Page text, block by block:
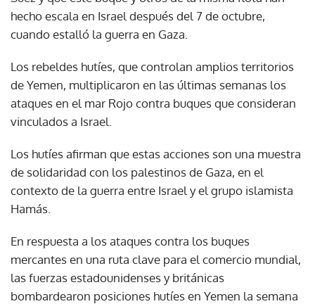
hecho escala en Israel después del 7 de octubre,
cuando estalló la guerra en Gaza.
Los rebeldes hutíes, que controlan amplios territorios
de Yemen, multiplicaron en las últimas semanas los
ataques en el mar Rojo contra buques que consideran
vinculados a Israel.
Los hutíes afirman que estas acciones son una muestra
de solidaridad con los palestinos de Gaza, en el
contexto de la guerra entre Israel y el grupo islamista
Hamás.
En respuesta a los ataques contra los buques
mercantes en una ruta clave para el comercio mundial,
las fuerzas estadounidenses y británicas
bombardearon posiciones hutíes en Yemen la semana